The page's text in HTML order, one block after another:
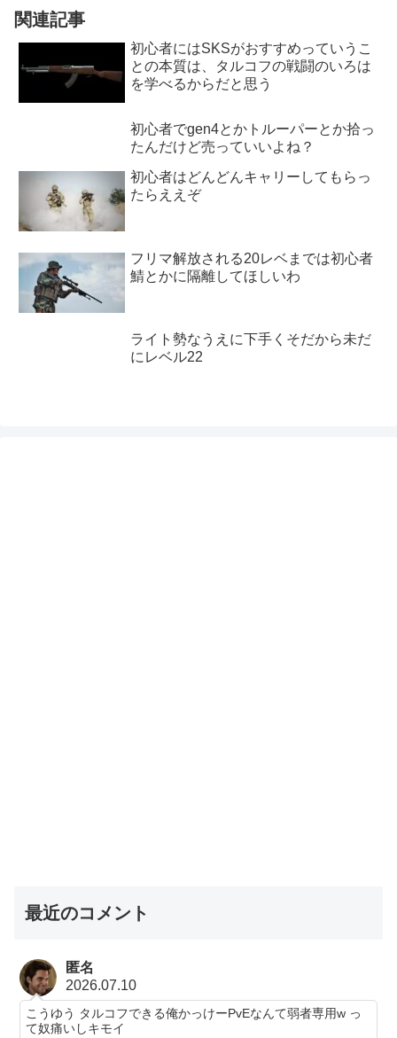
関連記事
初心者にはSKSがおすすめっていうこ
との本質は、タルコフの戦闘のいろは
を学べるからだと思う
初心者でgen4とかトルーパーとか拾っ
たんだけど売っていいよね？
初心者はどんどんキャリーしてもらっ
たらええぞ
フリマ解放される20レベまでは初心者
鯖とかに隔離してほしいわ
ライト勢なうえに下手くそだから未だ
にレベル22
最近のコメント
匿名
2026.07.10
こうゆう タルコフできる俺かっけーPvEなんて弱者専用w っ
て奴痛いしキモイ